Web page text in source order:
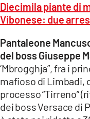
Diecimila piante di
Vibonese: due
Pantaleone
del boss Giuseppe
‘Mbrogghja”, fra i
mafioso di Limbadi,
processo “Tirreno”
dei boss Versace di